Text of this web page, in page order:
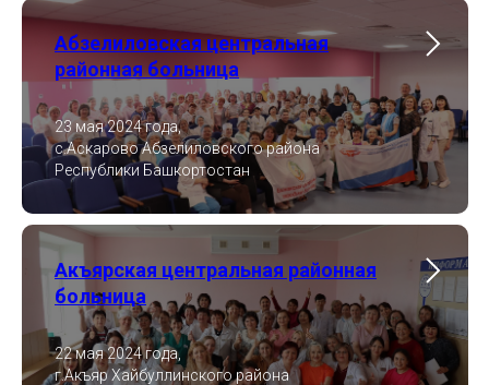
Абзелиловская центральная
районная больница
23 мая 2024 года,
с.Аскарово Абзелиловского района
Республики Башкортостан
Акъярская центральная районная
больница
22 мая 2024 года,
г.Акъяр Хайбуллинского района